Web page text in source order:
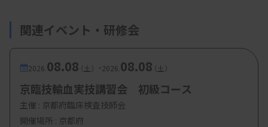
関連イベント・研修会
2026. 08.08（土） -2026. 08.08（土）
京臨技輸血実技講習会 初級コース
主催 : 京都府臨床検査技師会
開催場所 : 京都府